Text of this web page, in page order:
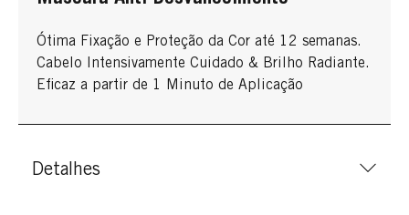
Ótima Fixação e Proteção da Cor até 12 semanas.
Cabelo Intensivamente Cuidado & Brilho Radiante.
Eficaz a partir de 1 Minuto de Aplicação
Detalhes